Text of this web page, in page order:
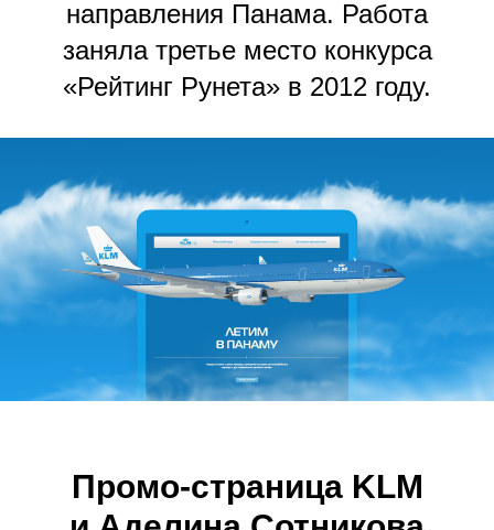
направления Панама. Работа
заняла третье место конкурса
«Рейтинг Рунета» в 2012 году.
Промо-страница KLM